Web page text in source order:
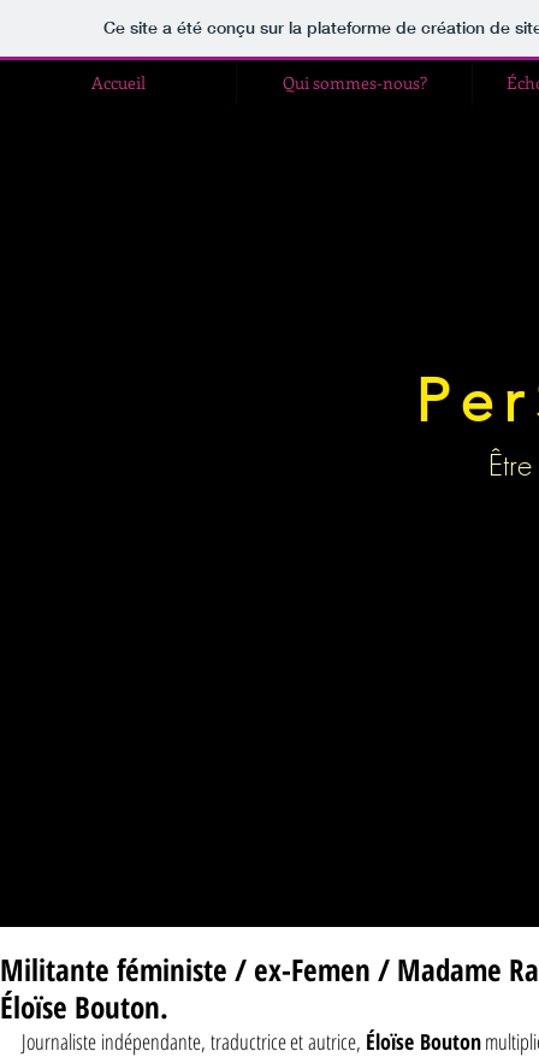
Ce site a été conçu sur la plateforme de création de
Accueil Qui sommes-nous?
Militante féministe / ex-Femen / Madame
Éloïse Bouton.
Journaliste indépendante, traductrice et autrice, Éloïse Bouton